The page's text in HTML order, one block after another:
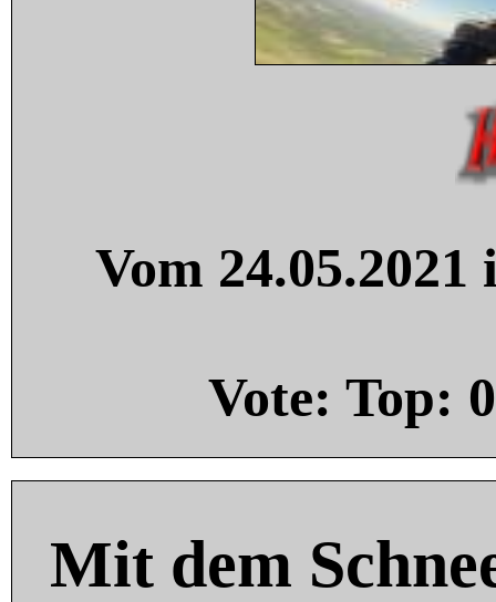
Vom
Vote: Top: 0
Mit dem